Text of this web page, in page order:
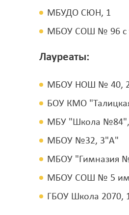
МБУДО СЮН, 1
МБОУ СОШ № 96 с
Лауреаты:
МБОУ НОШ № 40,
БОУ КМО
МБУ "Школа
МБОУ №32, 3"А"
МБОУ "Гимназия
МБОУ СОШ № 5 им.
ГБОУ Школа 2070,